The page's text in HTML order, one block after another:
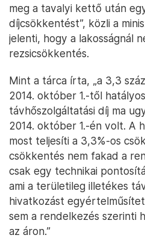
meg a tavalyi kettő után
díjcsökkentést”, közli a
jelenti, hogy a lakosságnál
rezsicsökkentés.
Mint a tárca írta, „a 3,3
2014. október 1.-től
távhőszolgáltatási díj ma
2014. október 1.-én volt. A
most teljesíti a 3,3%-os
csökkentés nem fakad a
csak egy technikai
ami a területileg illetékes
hivatkozást
sem a rendelkezés szerinti
az áron.”